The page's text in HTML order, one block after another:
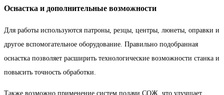
Оснастка и дополнительные возможности
Для работы используются патроны, резцы, центры, люнеты, оправки и
другое вспомогательное оборудование. Правильно подобранная
оснастка позволяет расширить технологические возможности станка и
повысить точность обработки.
Также возможно применение систем подачи СОЖ, что улучшает